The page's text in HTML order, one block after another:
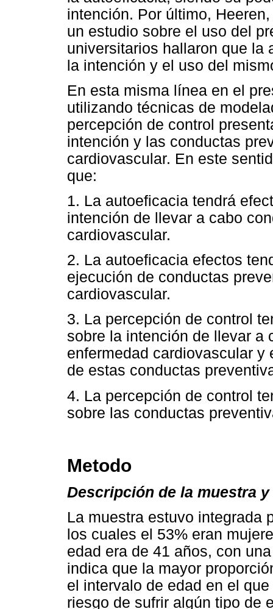
intención. Por último,
un estudio sobre el uso del
universitarios hallaron que la
la intención y el uso del
En esta misma línea en el
utilizando técnicas de
percepción de control
intención y las conductas
cardiovascular. En este
que:
1. La autoeficacia tendrá
intención de llevar a cabo
cardiovascular.
2. La autoeficacia efectos
ejecución de conductas
cardiovascular.
3. La percepción de control
sobre la intención de llevar a
enfermedad cardiovascular
de estas conductas
4. La percepción de control
sobre las conductas
Metodo
Descripción de la muestra
La muestra estuvo integrada
los cuales el 53% eran
edad era de 41 años, con
indica que la mayor
el intervalo de edad en el
riesgo de sufrir algún tipo de